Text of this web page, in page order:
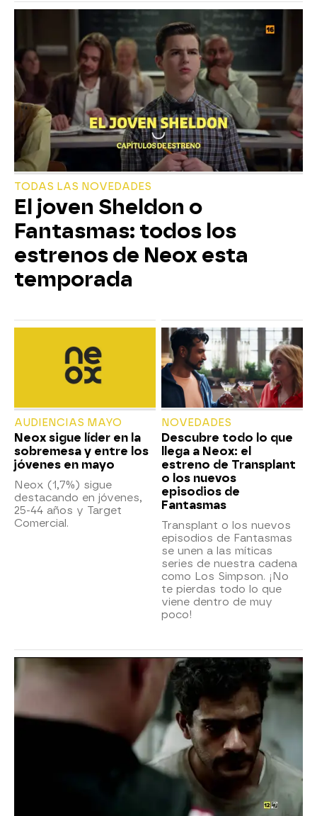
TODAS LAS NOVEDADES
El joven Sheldon o
Fantasmas: todos los
estrenos de Neox esta
temporada
AUDIENCIAS MAYO
Neox sigue líder en la
sobremesa y entre los
jóvenes en mayo
Neox (1,7%) sigue
destacando en jóvenes,
25-44 años y Target
Comercial.
NOVEDADES
Descubre todo lo que
llega a Neox: el
estreno de Transplant
o los nuevos
episodios de
Fantasmas
Transplant o los nuevos
episodios de Fantasmas
se unen a las míticas
series de nuestra cadena
como Los Simpson. ¡No
te pierdas todo lo que
viene dentro de muy
poco!